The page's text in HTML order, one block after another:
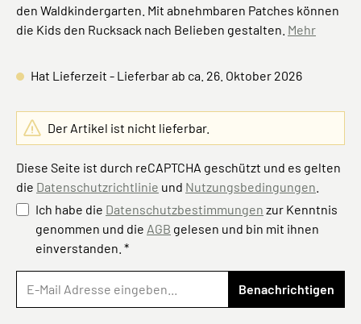
den Waldkindergarten. Mit abnehmbaren Patches können
die Kids den Rucksack nach Belieben gestalten. Mehr
Hat Lieferzeit - Lieferbar ab ca. 26. Oktober 2026
Der Artikel ist nicht lieferbar.
Diese Seite ist durch reCAPTCHA geschützt und es gelten
die Datenschutzrichtlinie und Nutzungsbedingungen
Ich habe die Datenschutzbestimmungen zur Kenntnis
genommen und die AGB gelesen und bin mit ihnen
einverstanden. *
Benachrichtigen